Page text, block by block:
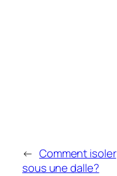
← Comment isoler
sous une dalle?